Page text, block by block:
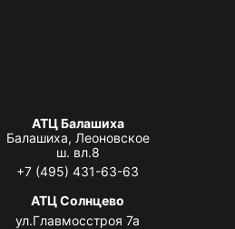
АТЦ Балашиха
Балашиха, Леоновское
ш. вл.8
+7 (495) 431-63-63
АТЦ Солнцево
ул.Главмосстроя 7а